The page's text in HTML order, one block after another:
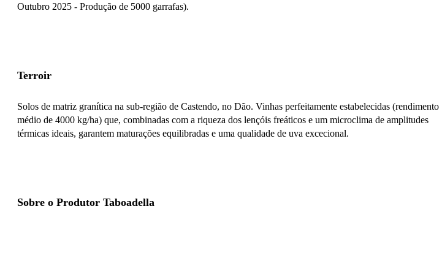
Outubro 2025 - Produção de 5000 garrafas).
Terroir
Solos de matriz granítica na sub-região de Castendo, no Dão. Vinhas perfeitamente estabelecidas (rendimento
médio de 4000 kg/ha) que, combinadas com a riqueza dos lençóis freáticos e um microclima de amplitudes
térmicas ideais, garantem maturações equilibradas e uma qualidade de uva excecional.
Sobre o Produtor Taboadella